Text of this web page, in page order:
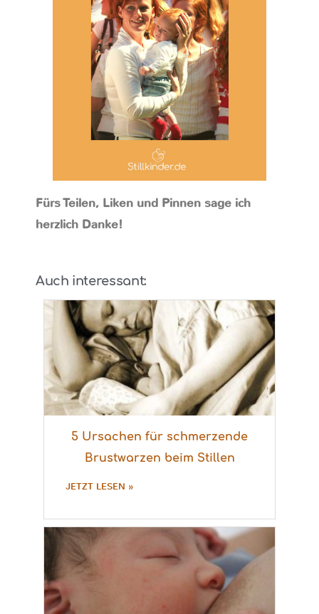
Fürs Teilen, Liken und Pinnen sage ich
herzlich Danke!
Auch interessant:
5 Ursachen für schmerzende
Brustwarzen beim Stillen
JETZT LESEN »